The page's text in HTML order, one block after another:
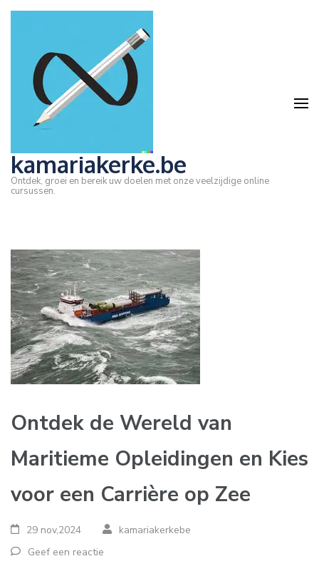
Ga
Enter)
kamariakerke.be
Ontdek, groei en bereik uw doelen met onze veelzijdige online
cursussen.
Ontdek de Wereld van
Maritieme Opleidingen en Kies
voor een Carrière op Zee
29 nov,2024
kamariakerkebe
Geef een reactie